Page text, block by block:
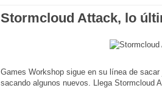
Stormcloud Attack, lo
Games Workshop sigue en su línea de
sacando algunos nuevos. Llega Stormcloud